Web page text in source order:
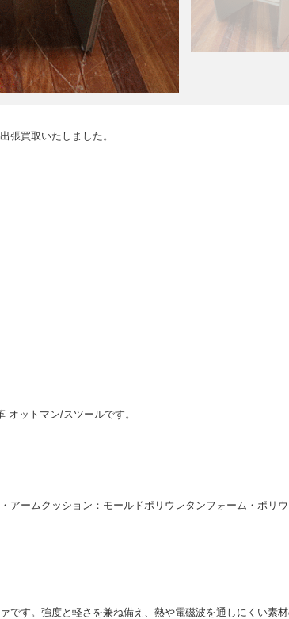
張買取いたしました。
オットマン/スツールです。
アームクッション：モールドポリウレタンフォーム・ポリ
です。強度と軽さを兼ね備え、熱や電磁波を通しにくい素